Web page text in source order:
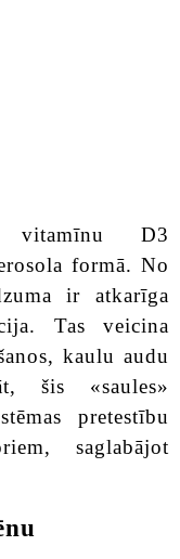
vitamīnu D3
formā. No
ir atkarīga
Tas veicina
kaulu audu
šis «saules»
pretestību
saglabājot